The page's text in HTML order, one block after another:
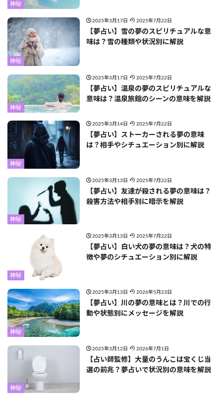
神秘
神秘
2025年3月17日 2025年7月22日
【夢占い】雪の夢のスピリチュアルな意
味は？雪の種類や状況別に解説
神秘
2025年3月17日 2025年7月22日
【夢占い】温泉の夢のスピリチュアルな
意味は？温泉旅館のシーンの意味を解説
神秘
2025年3月14日 2025年7月22日
【夢占い】ストーカーされる夢の意味
は？相手やシチュエーション別に解説
神秘
2025年3月13日 2025年7月22日
【夢占い】友達が殺される夢の意味は？
殺害方法や相手別に暗示を解説
神秘
2025年3月13日 2025年7月22日
【夢占い】白い犬の夢の意味は？犬の特
徴や夢のシチュエーション別に解説
神秘
2025年3月13日 2026年5月23日
【夢占い】川の夢の意味とは？川での行
動や状態別にメッセージを解説
神秘
2025年3月12日 2026年7月1日
【占い師監修】大量のうんこは宝くじ当
選の前兆？夢占いで状況別の意味を解説